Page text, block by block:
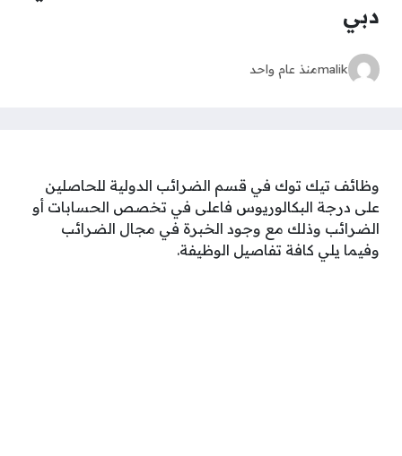
دبي
malikمنذ عام واحد
وظائف تيك توك في قسم الضرائب الدولية للحاصلين
على درجة البكالوريوس فاعلى في تخصص الحسابات أو
الضرائب وذلك مع وجود الخبرة في مجال الضرائب
وفيما يلي كافة تفاصيل الوظيفة.